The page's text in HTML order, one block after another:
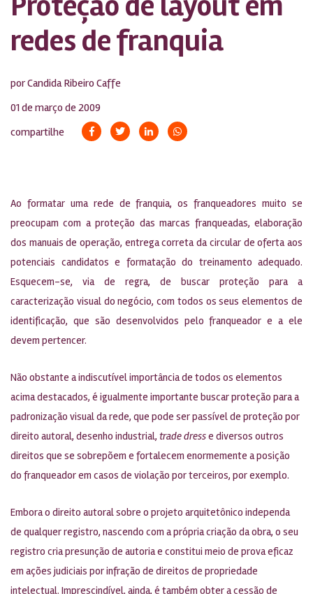
redes de franquia
por Candida Ribeiro Caffe
01 de março de 2009
compartilhe
Ao formatar uma rede de franquia, os franqueadores muito se
preocupam com a proteção das marcas franqueadas, elaboração
dos manuais de operação, entrega correta da circular de oferta aos
potenciais candidatos e formatação do treinamento adequado.
Esquecem-se, via de regra, de buscar proteção para a
caracterização visual do negócio, com todos os seus elementos de
identificação, que são desenvolvidos pelo franqueador e a ele
devem pertencer.
Não obstante a indiscutível importância de todos os elementos
acima destacados, é igualmente importante buscar proteção para a
padronização visual da rede, que pode ser passível de proteção por
direito autoral, desenho industrial, trade dresse diversos outros
direitos que se sobrepõem e fortalecem enormemente a posição
do franqueador em casos de violação por terceiros, por exemplo.
Embora o direito autoral sobre o projeto arquitetônico independa
de qualquer registro, nascendo com a própria criação da obra, o seu
registro cria presunção de autoria e constitui meio de prova eficaz
em ações judiciais por infração de direitos de propriedade
intelectual. Imprescindível, ainda, é também obter a cessão de